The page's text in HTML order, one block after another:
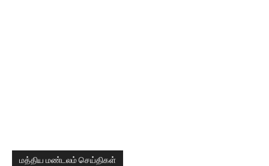
மத்திய மண்டலம் செய்திகள்